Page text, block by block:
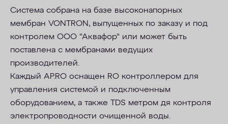
Система собрана на базе высоконапорных
мембран VONTRON, выпущенных по заказу и под
контролем ООО "Аквафор" или может быть
поставлена с мембранами ведущих
производителей.
Каждый AP.RO оснащен RO контроллером для
управления системой и подключенным
оборудованием, а также TDS метром дя контроля
электропроводности очищенной воды.